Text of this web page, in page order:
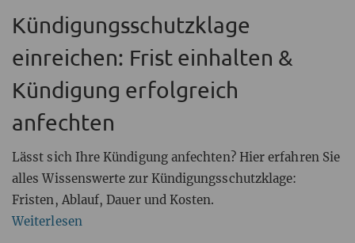
Kündigungsschutzklage
einreichen: Frist einhalten &
Kündigung erfolgreich
anfechten
Lässt sich Ihre Kündigung anfechten? Hier erfahren Sie
alles Wissenswerte zur Kündigungsschutzklage:
Fristen, Ablauf, Dauer und Kosten.
Weiterlesen